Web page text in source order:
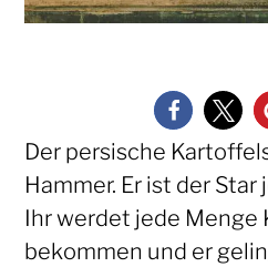
Der persische
Hammer. Er ist der
Ihr werdet jede
bekommen und er